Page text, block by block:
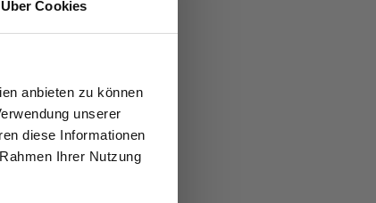
Über Cookies
anbieten zu können
unserer
diese Informationen
Ihrer Nutzung
.